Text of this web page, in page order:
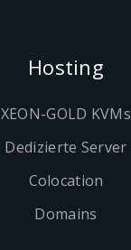
Hosting
XEON-GOLD KVMs
Dedizierte Server
Colocation
Domains